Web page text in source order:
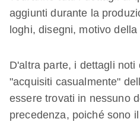
aggiunti durante la
loghi, disegni, motivo
D'altra parte, i dettagli noti
"acquisiti casualmente"
essere trovati in nessuno
precedenza, poiché sono